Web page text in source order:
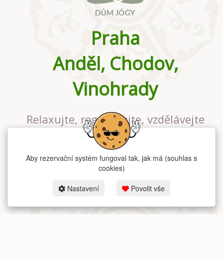
Praha
Anděl, Chodov,
Vinohrady
Relaxujte, regenerujte, vzdělávejte
se v největším jógovém studiu v
Praze
Aby rezervační systém fungoval tak, jak má (souhlas s
cookies)
Nastavení Povolit vše